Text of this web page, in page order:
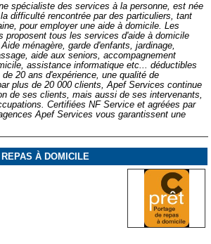
spécialiste des services à la personne, est née
difficulté rencontrée par des particuliers, tant
pour employer une aide à domicile. Les
proposent tous les services d'aide à domicile
ménagère, garde d'enfants, jardinage,
aide aux seniors, accompagnement
assistance informatique etc... déductibles
20 ans d'expérience, une qualité de
plus de 20 000 clients, Apef Services continue
de ses clients, mais aussi de ses intervenants,
Certifiées NF Service et agréées par
Apef Services vous garantissent une
À DOMICILE